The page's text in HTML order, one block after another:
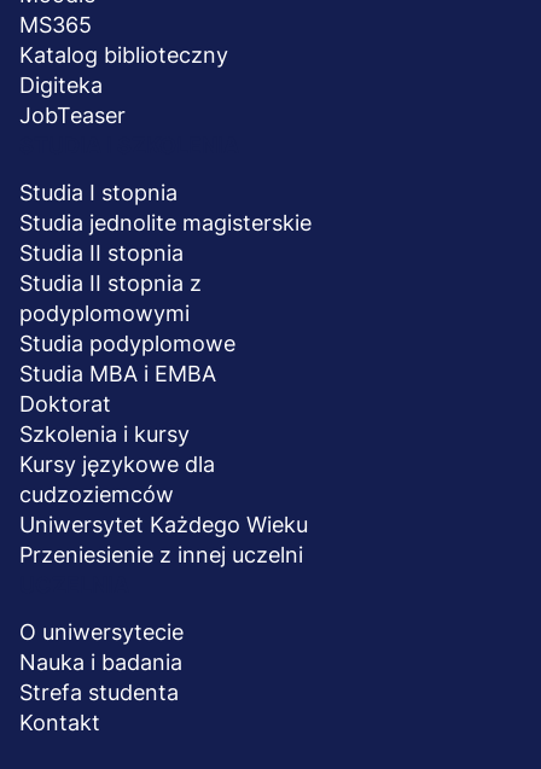
MS365
Katalog biblioteczny
Digiteka
JobTeaser
Studia I stopnia
Studia jednolite magisterskie
Studia II stopnia
Studia II stopnia z
podyplomowymi
Studia podyplomowe
Studia MBA i EMBA
Doktorat
Szkolenia i kursy
Kursy językowe dla
cudzoziemców
Uniwersytet Każdego Wieku
Przeniesienie z innej uczelni
O uniwersytecie
Nauka i badania
Strefa studenta
Kontakt